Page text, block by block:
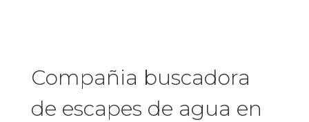
Compañia buscadora
de escapes de agua en